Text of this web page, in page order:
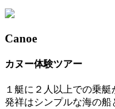
Canoe
カヌー体験ツアー
１艇に２人以上での乗艇
発祥はシンプルな海の船